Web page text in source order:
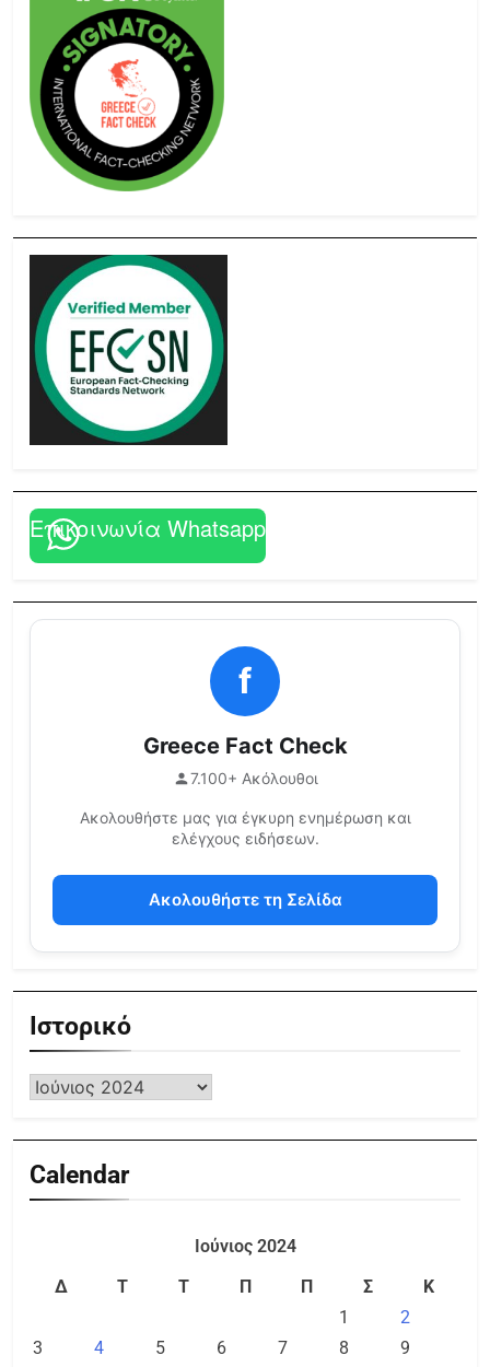
Επικοινωνία Whatsapp
f
Greece Fact Check
7.100+ Ακόλουθοι
Ακολουθήστε μας για έγκυρη ενημέρωση και
ελέγχους ειδήσεων.
Ακολουθήστε τη Σελίδα
Ιστορικό
Calendar
Ιούνιος 2024
Δ
Τ Τ Π Π Σ
Κ
1
2
3
4 5 6 7 8
9